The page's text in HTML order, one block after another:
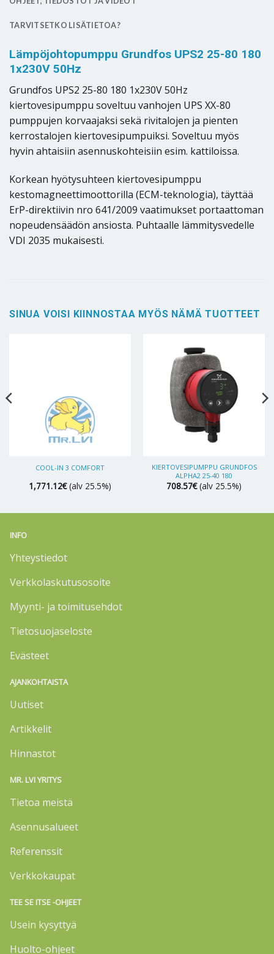
TARVITSETKO LISÄTIETOA?
Lämpöjohtopumppu Grundfos UPS2 25-80 180
1x230V 50Hz
Grundfos UPS2 25-80 180 1x230V 50Hz
kiertovesipumppu soveltuu vanhojen UPS XX-80
pumppujen korvaajaksi sekä rivitalojen ja pienten
kerrostalojen kiertovesipumpuiksi. Soveltuu myös
hyvin ahtaisiin asennuskohteisiin esim. kattiloissa.
Korkean hyötysuhteen kiertovesipumppu
kestomagneettimoottorilla (ECM-teknologia), täyttää
ErP-direktiivin nro 641/2009 vaatimukset portaattoman
nopeudensäädön ansiosta. Puhtaalle lämmitysvedelle
VDI 2035 mukaisesti.
SINUA VOISI KIINNOSTAA MYÖS NÄMÄ TUOTTEET
COOL-IN 3 COMFORT
1,771.12€ (alv 25.5%)
KIERTOVESIPUMPPU GRUNDFOS
ALPHA2 25-40 180
708.57€ (alv 25.5%)
INFO
Yhteystiedot
Verkkolaskutusosoite
Myynti- ja toimitusehdot
Tietosuojaseloste
Evästeet
AJANKOHTAISTA
Uutiset
Artikkelit
Hinnastot
MR. LVI YRITYS
Tietoa meistä
Asennusalueet
Referenssit
Verkkokaupat
TEE SE ITSE -OHJEET
Usein kysyttyä
Huolto-ohjeet